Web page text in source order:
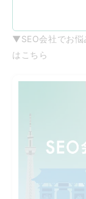
▼SEO会社でお悩
はこちら